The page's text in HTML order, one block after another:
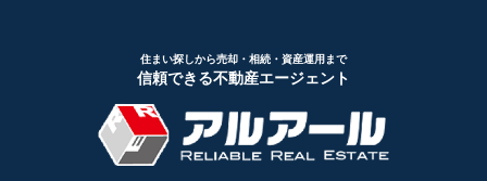
住まい探しから売却・相続・資産運用まで
信頼できる不動産エージェント